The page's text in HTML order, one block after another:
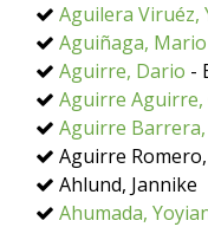
Aguilera Viruéz,
Aguiñaga, Mario
Aguirre, Dario -
Aguirre Aguirre,
Aguirre
Aguirre
Ahlund, Jannike
Ahumada,